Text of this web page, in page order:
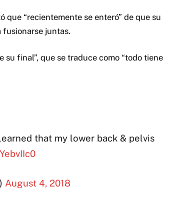
“recientemente se enteró” de que su
fusionarse juntas.
final”, que se traduce como “todo tiene
that my lower back & pelvis
August 4, 2018